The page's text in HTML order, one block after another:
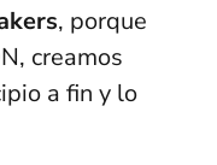
, porque
creamos
a fin y lo